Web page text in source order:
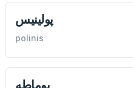
پولينيس
polinis
پوماطه